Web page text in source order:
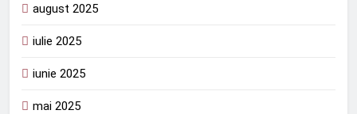
august 2025
iulie 2025
iunie 2025
mai 2025